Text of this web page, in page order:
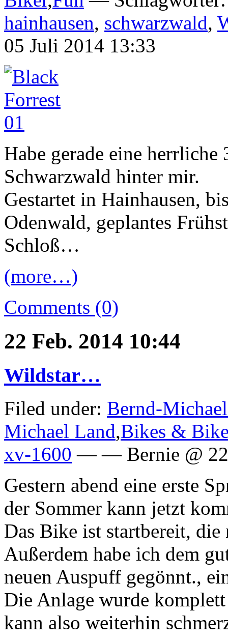
hainhausen, schwarzwald,
05 Juli 2014 13:33
Habe gerade eine
Schwarzwald hinter mir.
Gestartet in Hainhausen,
Odenwald, geplantes
Schloß…
(more…)
Comments (0)
22 Feb. 2014 10:44
Wildstar…
Filed under: Bernd-
Michael Land,Bikes &
xv-1600 — — Bernie @ 22
Gestern abend eine erste
der Sommer kann jetzt
Das Bike ist startbereit,
Außerdem habe ich dem
neuen Auspuff gegönnt.,
Die Anlage wurde
kann also weiterhin